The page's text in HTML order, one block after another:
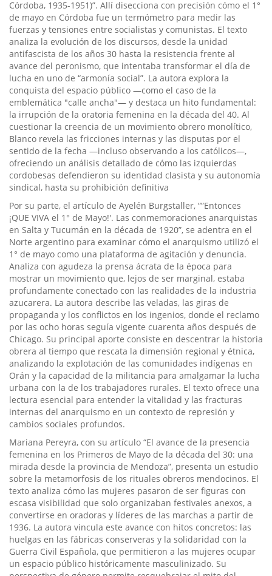
Córdoba, 1935-1951)”. Allí disecciona con precisión cómo el 1°
de mayo en Córdoba fue un termómetro para medir las
fuerzas y tensiones entre socialistas y comunistas. El texto
analiza la evolución de los discursos, desde la unidad
antifascista de los años 30 hasta la resistencia frente al
avance del peronismo, que intentaba transformar el día de
lucha en uno de “armonía social”. La autora explora la
conquista del espacio público —como el caso de la
emblemática "calle ancha"— y destaca un hito fundamental:
la irrupción de la oratoria femenina en la década del 40. Al
cuestionar la creencia de un movimiento obrero monolítico,
Blanco revela las fricciones internas y las disputas por el
sentido de la fecha —incluso observando a los católicos—,
ofreciendo un análisis detallado de cómo las izquierdas
cordobesas defendieron su identidad clasista y su autonomía
sindical, hasta su prohibición definitiva
Por su parte, el artículo de Ayelén Burgstaller, “”Entonces
¡QUE VIVA el 1° de Mayo!'. Las conmemoraciones anarquistas
en Salta y Tucumán en la década de 1920”, se adentra en el
Norte argentino para examinar cómo el anarquismo utilizó el
1° de mayo como una plataforma de agitación y denuncia.
Analiza con agudeza la prensa ácrata de la época para
mostrar un movimiento que, lejos de ser marginal, estaba
profundamente conectado con las realidades de la industria
azucarera. La autora describe las veladas, las giras de
propaganda y los conflictos en los ingenios, donde el reclamo
por las ocho horas seguía vigente cuarenta años después de
Chicago. Su principal aporte consiste en descentrar la historia
obrera al tiempo que rescata la dimensión regional y étnica,
analizando la explotación de las comunidades indígenas en
Orán y la capacidad de la militancia para amalgamar la lucha
urbana con la de los trabajadores rurales. El texto ofrece una
lectura esencial para entender la vitalidad y las fracturas
internas del anarquismo en un contexto de represión y
cambios sociales profundos.
Mariana Pereyra, con su artículo “El avance de la presencia
femenina en los Primeros de Mayo de la década del 30: una
mirada desde la provincia de Mendoza”, presenta un estudio
sobre la metamorfosis de los rituales obreros mendocinos. El
texto analiza cómo las mujeres pasaron de ser figuras con
escasa visibilidad que solo organizaban festivales anexos, a
convertirse en oradoras y líderes de las marchas a partir de
1936. La autora vincula este avance con hitos concretos: las
huelgas en las fábricas conserveras y la solidaridad con la
Guerra Civil Española, que permitieron a las mujeres ocupar
un espacio público históricamente masculinizado. Su